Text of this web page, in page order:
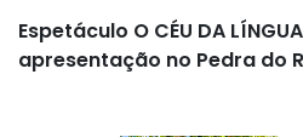
Espetáculo O CÉU DA
apresentação no Pedra do